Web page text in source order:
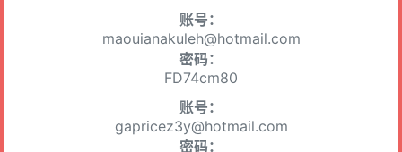
账号：
maouianakuleh@hotmail.com
密码：
FD74cm80
账号：
gapricez3y@hotmail.com
密码：